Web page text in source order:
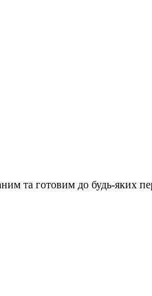
та готовим до будь-яких